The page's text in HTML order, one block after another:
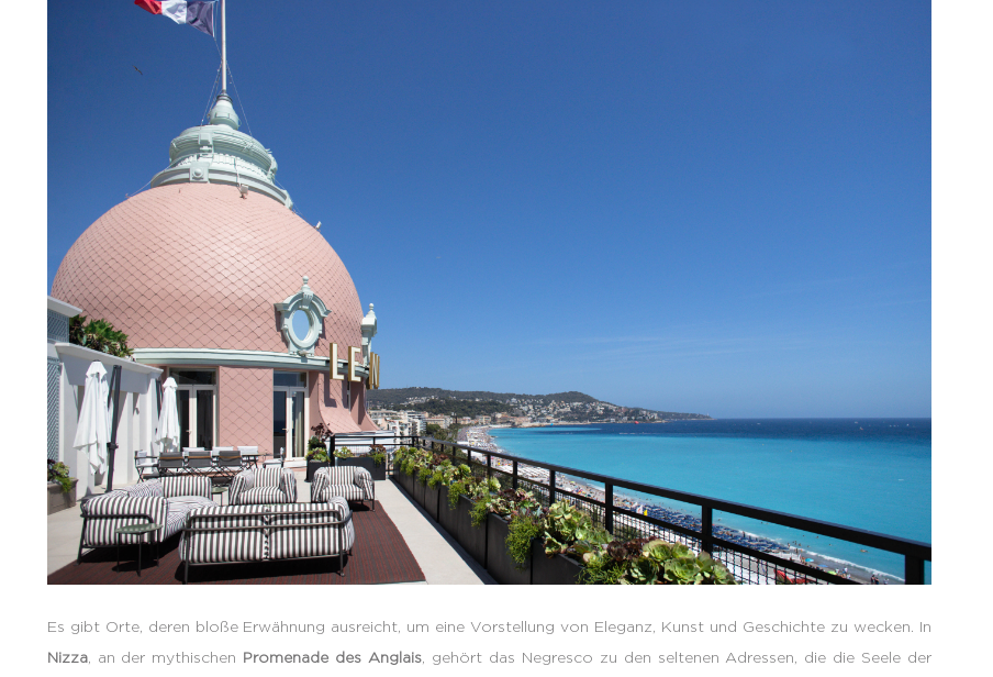
Es gibt Orte, deren bloße Erwähnung ausreicht, um eine Vorstellung von Eleganz, Kunst und Geschichte zu wecken. In
Nizza, an der mythischen Promenade des Anglais , gehört das Negresco zu den seltenen Adressen, die die Seele der